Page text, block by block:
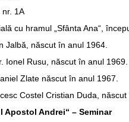
nr. 1A
cu hramul „Sfânta Ana“,
Jalbă, născut în anul 1964.
Ionel Rusu, născut în anul 1969.
Zlate născut în anul 1967.
Costel Cristian Duda, născut
Apostol Andrei“ – Seminar